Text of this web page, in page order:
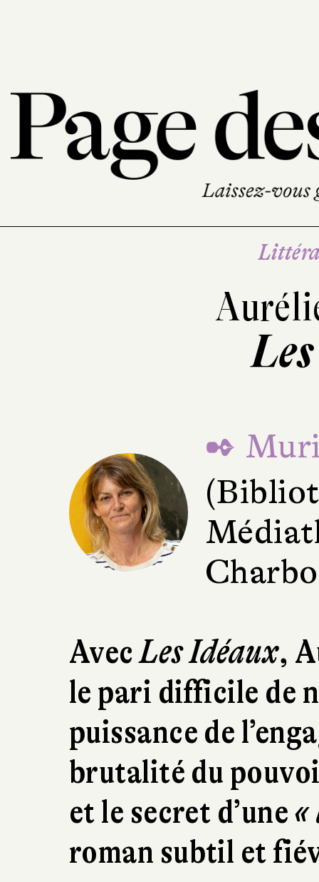
✒
AvecLes Idéaux,
le pari difficile de
puissance de
brutalité du
et le secret d’une«
roman subtil et